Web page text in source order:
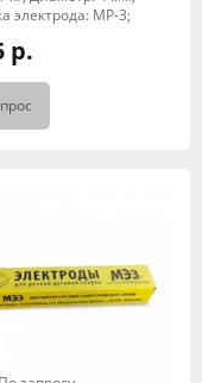
электрода: МР-3;
р.